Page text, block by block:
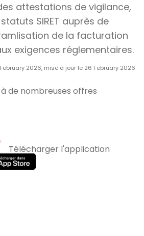
attestations de vigilance,
SIRET auprès de
de la facturation
exigences réglementaires.
2026, mise à jour le 26 February 2026
de nombreuses offres
Télécharger l'application